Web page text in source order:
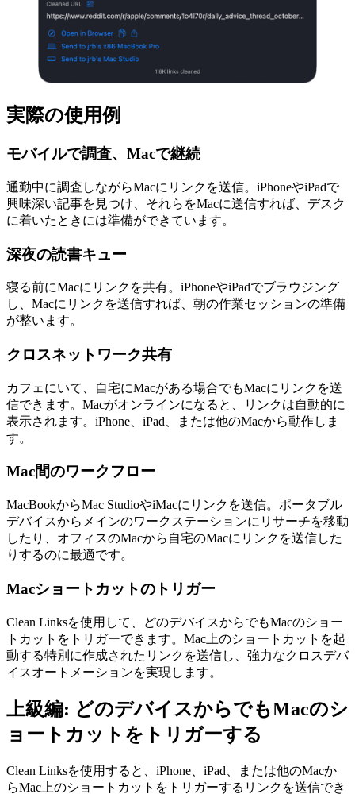
実際の使用例
モバイルで調査、Macで継続
通勤中に調査しながらMacにリンクを送信。iPhoneやiPadで
興味深い記事を見つけ、それらをMacに送信すれば、デスク
に着いたときには準備ができています。
深夜の読書キュー
寝る前にMacにリンクを共有。iPhoneやiPadでブラウジング
し、Macにリンクを送信すれば、朝の作業セッションの準備
が整います。
クロスネットワーク共有
カフェにいて、自宅にMacがある場合でもMacにリンクを送
信できます。Macがオンラインになると、リンクは自動的に
表示されます。iPhone、iPad、または他のMacから動作しま
す。
Mac間のワークフロー
MacBookからMac StudioやiMacにリンクを送信。ポータブル
デバイスからメインのワークステーションにリサーチを移動
したり、オフィスのMacから自宅のMacにリンクを送信した
りするのに最適です。
Macショートカットのトリガー
Clean Linksを使用して、どのデバイスからでもMacのショー
トカットをトリガーできます。Mac上のショートカットを起
動する特別に作成されたリンクを送信し、強力なクロスデバ
イスオートメーションを実現します。
上級編: どのデバイスからでもMacのシ
ョートカットをトリガーする
Clean Linksを使用すると、iPhone、iPad、または他のMacか
らMac上のショートカットをトリガーするリンクを送信でき